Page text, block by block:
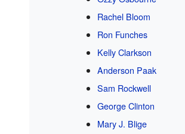
Rachel Bloom
Ron Funches
Kelly Clarkson
Anderson Paak
Sam Rockwell
George Clinton
Mary J. Blige